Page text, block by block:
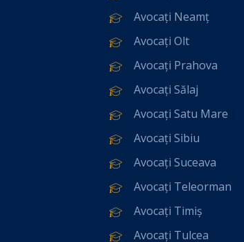
Avocați Neamț
Avocați Olt
Avocați Prahova
Avocați Sălaj
Avocați Satu Mare
Avocați Sibiu
Avocați Suceava
Avocați Teleorman
Avocați Timiș
Avocați Tulcea